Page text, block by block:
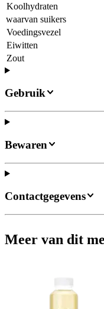
Koolhydraten
waarvan suikers
Voedingsvezel
Eiwitten
Zout
Gebruik
Bewaren
Contactgegevens
Meer van dit